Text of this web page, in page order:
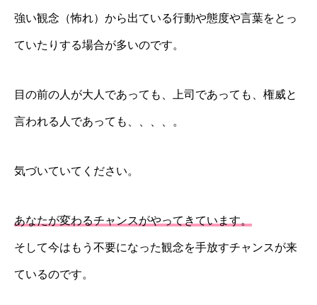
強い観念（怖れ）から出ている行動や態度や言葉をとっ
ていたりする場合が多いのです。
目の前の人が大人であっても、上司であっても、権威と
言われる人であっても、、、、。
気づいていてください。
あなたが変わるチャンスがやってきています。
そして今はもう不要になった観念を手放すチャンスが来
ているのです。